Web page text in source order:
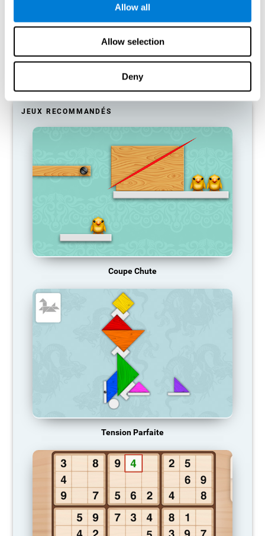
Allow all
Allow selection
Deny
Notre cerveau a tendance à économiser ses ressources en
éliminant les connexions inutilisées. Si une compétence cognitive
n'est pas utilisée normalement, le cerveau ne fournit pas de
donc de plus en plus faible. Si nous n'entraînons pas cette
fonction cognitive, nous devenons moins efficaces dans nos
JEUX RECOMMANDÉS
Coupe Chute
Tension Parfaite